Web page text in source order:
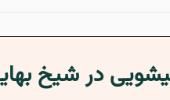
در شیخ